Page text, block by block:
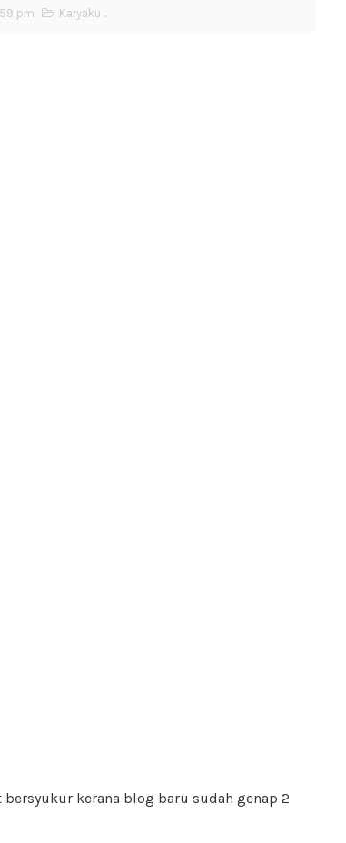
pm Karyaku ..
bersyukur kerana blog baru sudah genap 2